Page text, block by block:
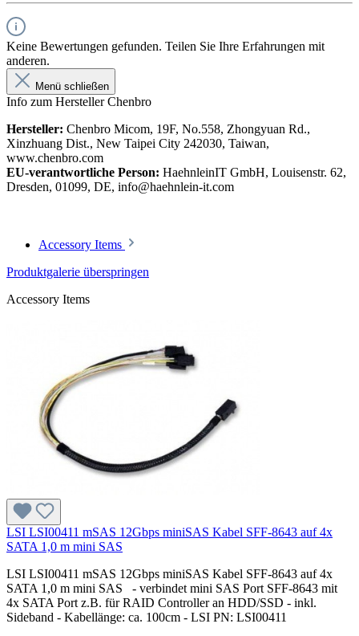
Keine Bewertungen gefunden. Teilen Sie Ihre Erfahrungen mit
anderen.
Menü schließen
Info zum Hersteller Chenbro
Hersteller: Chenbro Micom, 19F, No.558, Zhongyuan Rd.,
Xinzhuang Dist., New Taipei City 242030, Taiwan,
www.chenbro.com
EU-verantwortliche Person: HaehnleinIT GmbH, Louisenstr. 62,
Dresden, 01099, DE, info@haehnlein-it.com
Accessory Items
Produktgalerie überspringen
Accessory Items
LSI LSI00411 mSAS 12Gbps miniSAS Kabel SFF-8643 auf 4x
SATA 1,0 m mini SAS
LSI LSI00411 mSAS 12Gbps miniSAS Kabel SFF-8643 auf 4x
SATA 1,0 m mini SAS - verbindet mini SAS Port SFF-8643 mit
4x SATA Port z.B. für RAID Controller an HDD/SSD - inkl.
Sideband - Kabellänge: ca. 100cm - LSI PN: LSI00411